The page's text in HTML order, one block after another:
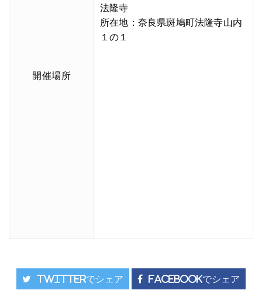
開催場所
法隆寺
所在地：奈良県斑鳩町法隆寺山内
１の１
Twitterでシェア Facebookでシェア